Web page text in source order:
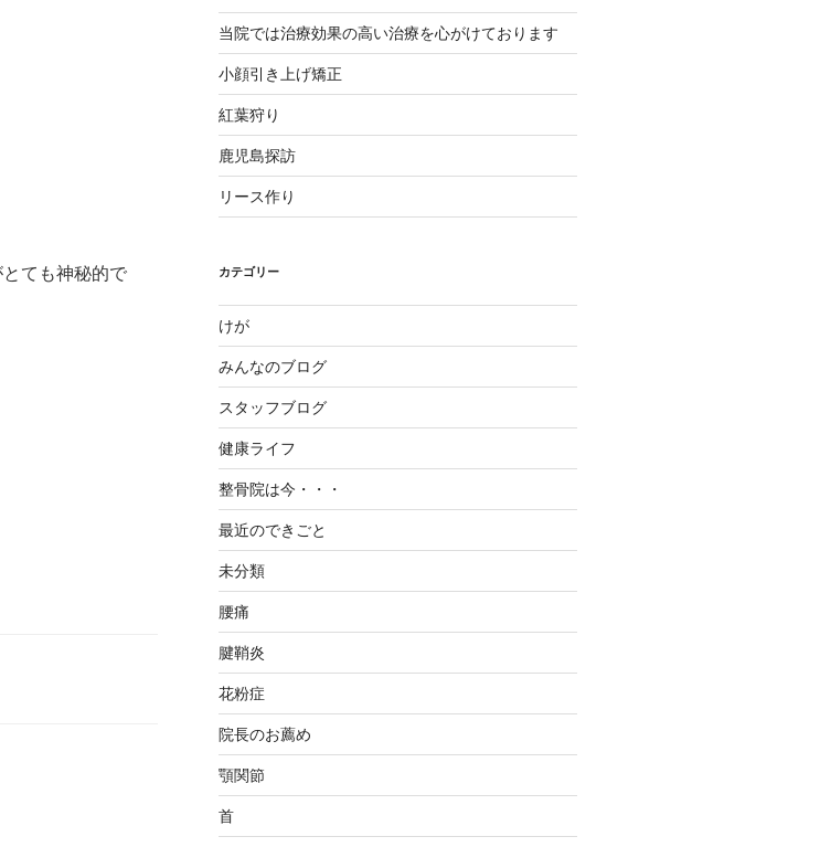
ても神秘的で
当院では治療効果の高い治療を心がけております
小顔引き上げ矯正
紅葉狩り
鹿児島探訪
リース作り
カテゴリー
けが
みんなのブログ
スタッフブログ
健康ライフ
整骨院は今・・・
最近のできごと
未分類
腰痛
腱鞘炎
花粉症
院長のお薦め
顎関節
首